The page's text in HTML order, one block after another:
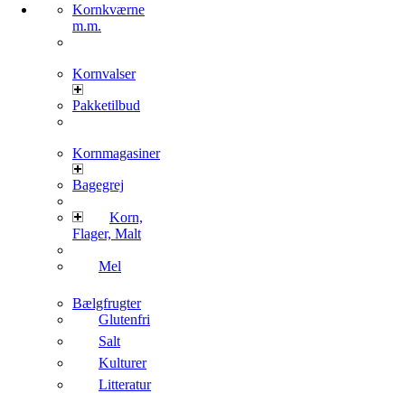
Kornkværne
m.m.
Kornvalser
Pakketilbud
Kornmagasiner
Bagegrej
Korn,
Flager, Malt
Mel
Bælgfrugter
Glutenfri
Salt
Kulturer
Litteratur